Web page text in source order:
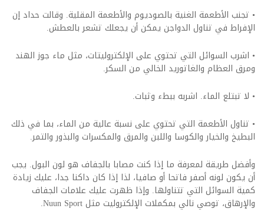
• تجنب الأطعمة الغنية بالصوديوم والأطعمة المقلية. وقالت حداد إن
الإفراط في تناول الدواجن يمكن أن يجعلك تشعر بالعطش.
• اشرب السوائل التي تحتوي على الإلكتروليتات، مثل ماء جوز الهند
ومرق العظام والغاتوريد الخالي من السكر.
• لا تبتلع الماء. اشربه ببطء وثبات.
• تناول الأطعمة التي تحتوي على نسبة عالية من الماء، بما في ذلك
البطيخ والخيار والكوسا واللبن والمرق والمكسرات والبذور والتمر.
وأفضل طريقة لمعرفة ما إذا كنت مصابا بالجفاف هو لون البول. يجب
أن يكون لونه أصفر فاتحا أو صافيا، لذا إذا كان داكنا جدا، عليك زيادة
كمية السوائل التي تتناولها. وإذا ظهرت عليك علامات الجفاف
والإرهاق، توصي نالي بمكملات الإلكتروليت مثل Nuun Sport.